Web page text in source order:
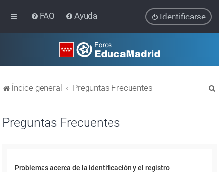
FAQ Ayuda Identificarse
Índice general Preguntas Frecuentes
Preguntas Frecuentes
Problemas acerca de la identificación y el registro